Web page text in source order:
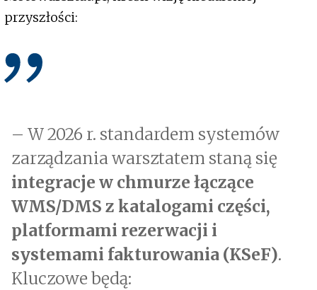
przyszłości:
– W 2026 r. standardem systemów
zarządzania warsztatem staną się
integracje w chmurze łączące
WMS/DMS z katalogami części,
platformami rezerwacji i
systemami fakturowania (KSeF).
Kluczowe będą: